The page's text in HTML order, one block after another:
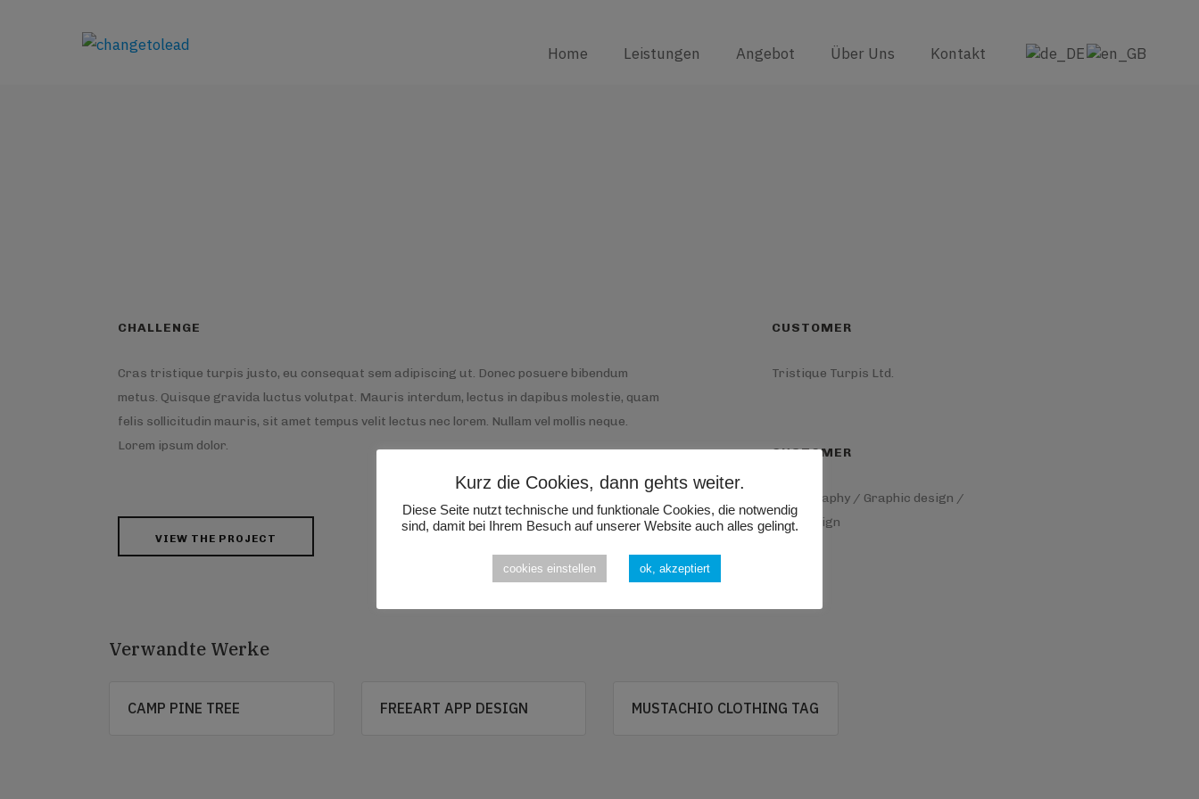
Home Leistungen Angebot Über Uns Kontakt
JUPITER PROMOTIONAL TAGS
CHALLENGE
Cras tristique turpis justo, eu consequat sem adipiscing ut. Donec posuere bibendum
metus. Quisque gravida luctus volutpat. Mauris interdum, lectus in dapibus molestie, quam
felis sollicitudin mauris, sit amet tempus velit lectus nec lorem. Nullam vel mollis neque.
Lorem ipsum dolor.
VIEW THE PROJECT
CUSTOMER
Tristique Turpis Ltd.
CUSTOMER
Photography / Graphic design /
Web design
Verwandte Werke
CAMP PINE TREE FREEART APP DESIGN MUSTACHIO CLOTHING TAG
Kurz die Cookies, dann gehts weiter.
Diese Seite nutzt technische und funktionale Cookies, die notwendig
sind, damit bei Ihrem Besuch auf unserer Website auch alles gelingt.
cookies einstellen ok, akzeptiert